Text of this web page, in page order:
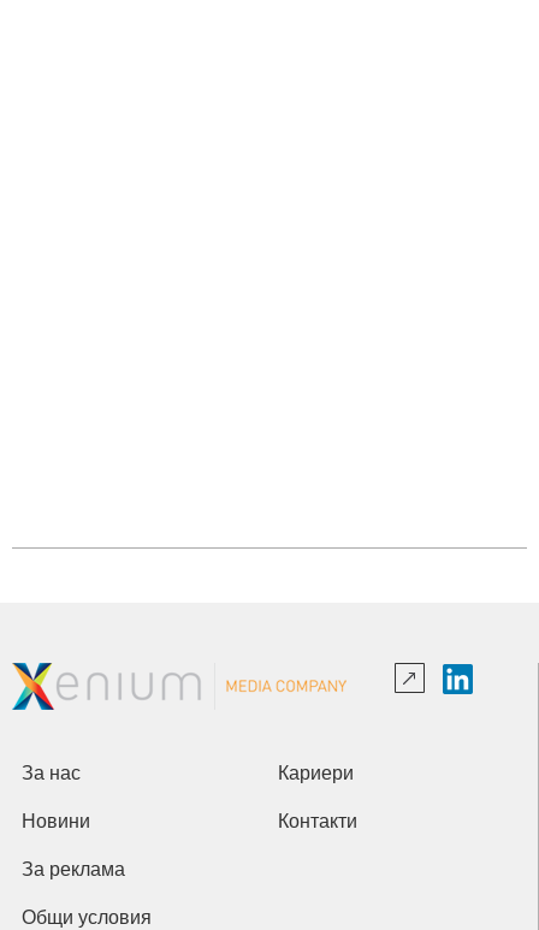
За нас Кариери
Новини Контакти
За реклама
Общи условия